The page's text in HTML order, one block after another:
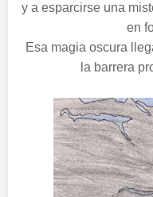
y a esparcirse una
en
Esa magia oscura
la barrera